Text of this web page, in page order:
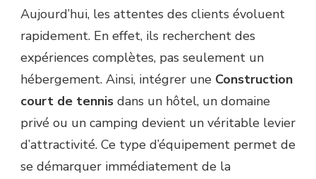
UN
PRIVÉ
CAMPING
?
Aujourd’hui, les attentes des clients évoluent
rapidement. En effet, ils recherchent des
expériences complètes, pas seulement un
hébergement. Ainsi, intégrer une Construction
court de tennis dans un hôtel, un domaine
privé ou un camping devient un véritable levier
d’attractivité. Ce type d’équipement permet de
se démarquer immédiatement de la